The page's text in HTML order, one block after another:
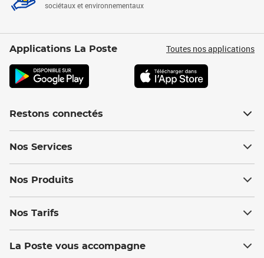
sociétaux et environnementaux
Applications La Poste Toutes nos applications
Restons connectés
Nos Services
Nos Produits
Nos Tarifs
La Poste vous accompagne